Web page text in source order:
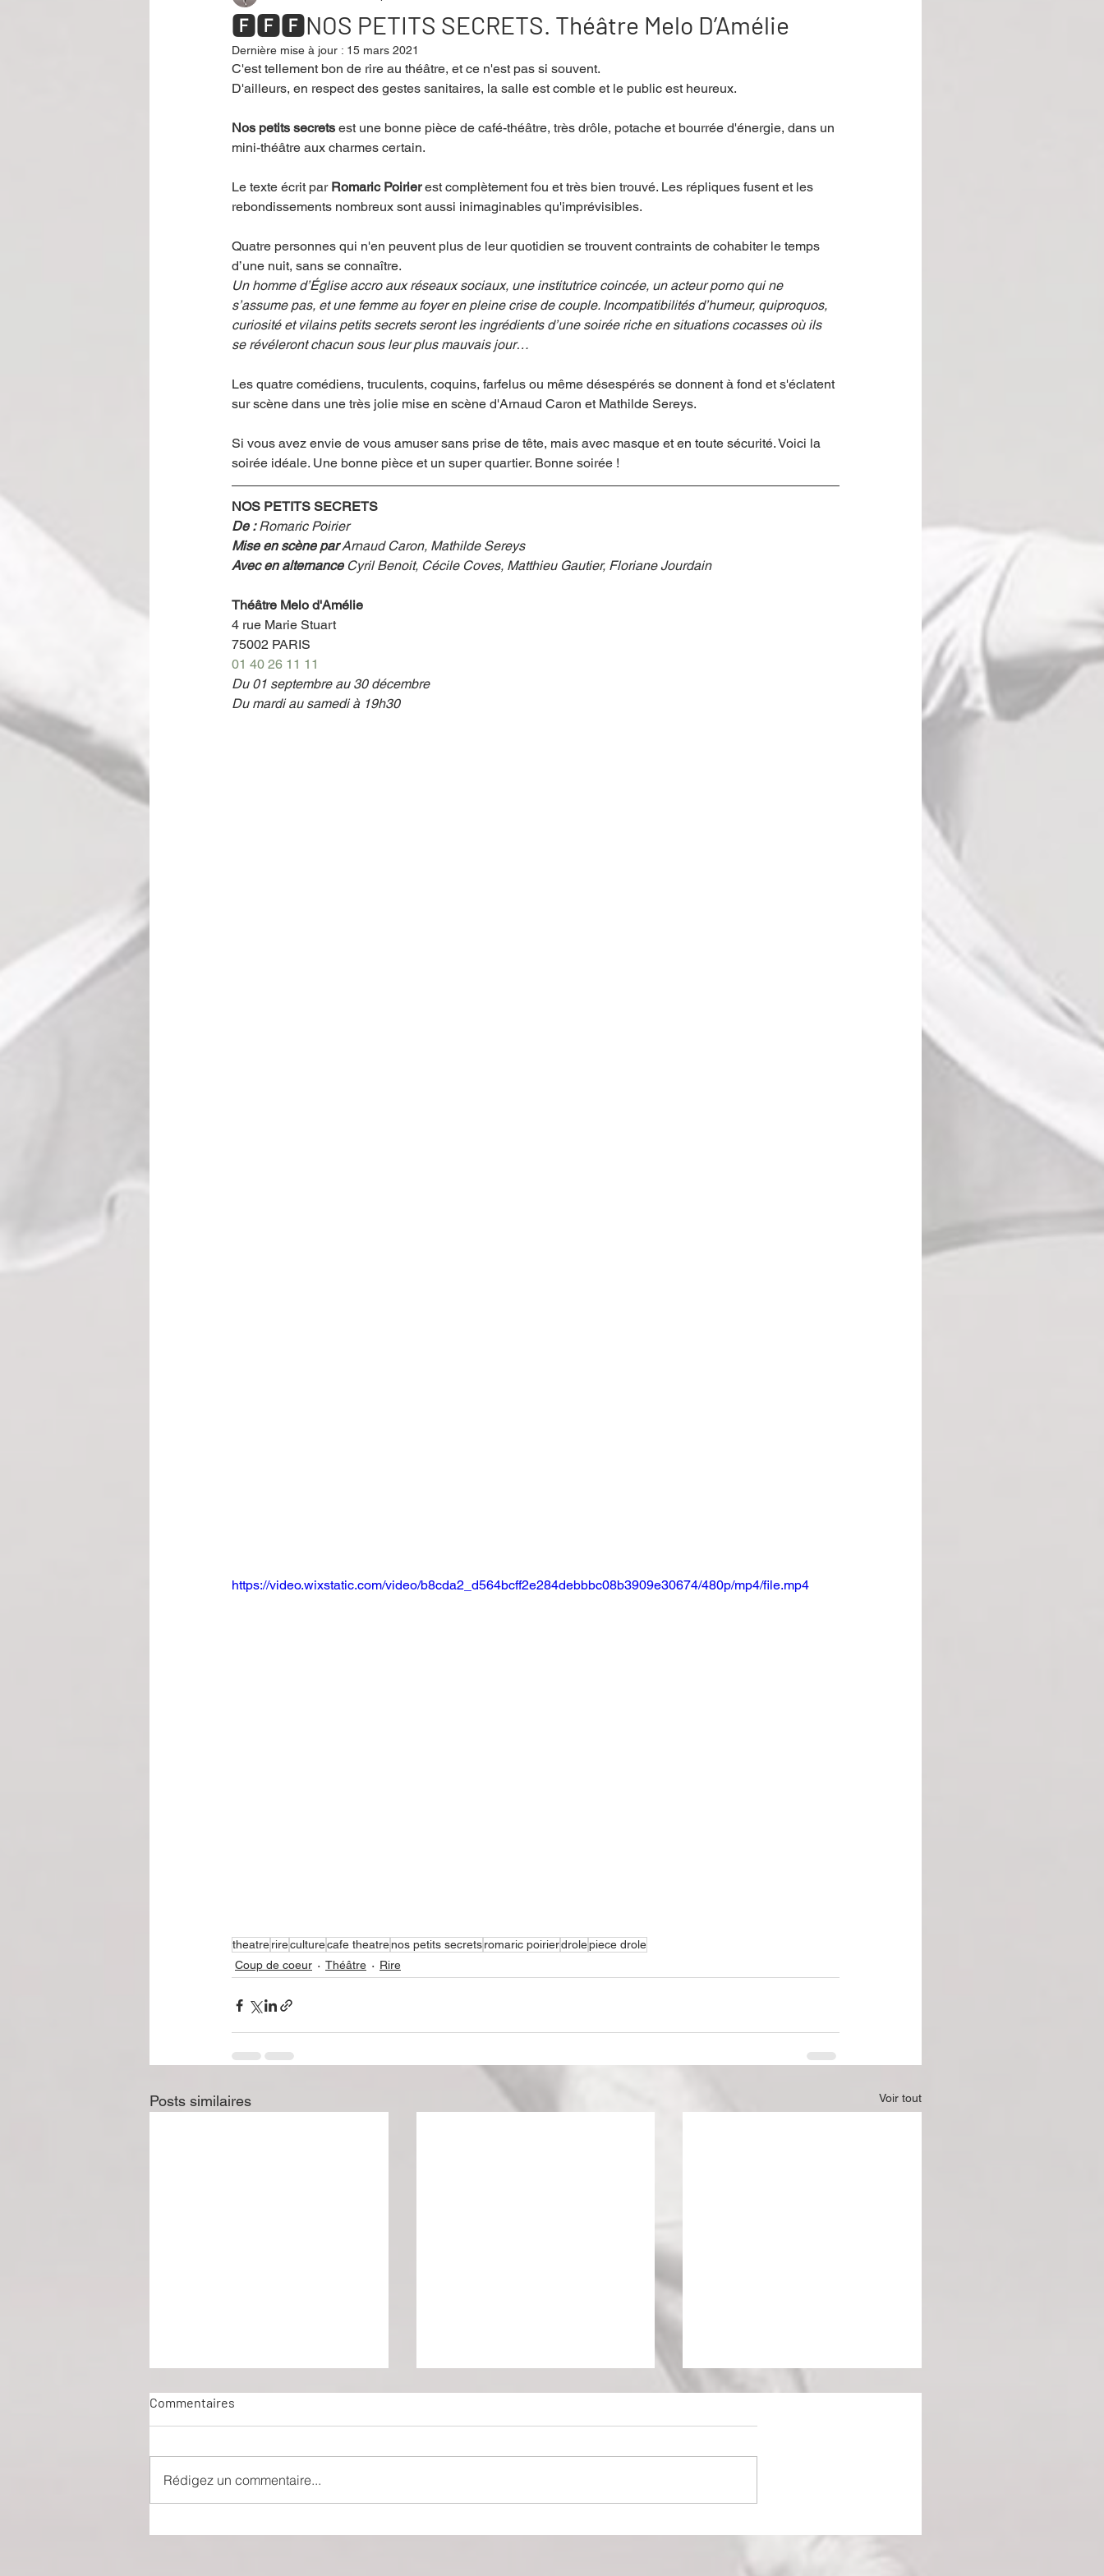
Performance Rire Récompense Festival Coup de coeur
Événement Validé par Romane. Spécial Famille Littérature Cirque Interview
Offre spéciale Annuaire Théâtre - Musée Hommage
🅵🅵🅵NOS PETITS SECRETS. Théâtre Melo D’Amélie
Dernière mise à jour : 15 mars 2021
C'est tellement bon de rire au théâtre, et ce n'est pas si souvent.
D'ailleurs, en respect des gestes sanitaires, la salle est comble et le public est heureux.
Nos petits secrets est une bonne pièce de café-théâtre, très drôle, potache et bourrée d'énergie, dans un
mini-théâtre aux charmes certain.
Le texte écrit par Romaric Poirier est complètement fou et très bien trouvé. Les répliques fusent et les
rebondissements nombreux sont aussi inimaginables qu'imprévisibles.
Quatre personnes qui n'en peuvent plus de leur quotidien se trouvent contraints de cohabiter le temps
d’une nuit, sans se connaître.
Un homme d’Église accro aux réseaux sociaux, une institutrice coincée, un acteur porno qui ne
s’assume pas, et une femme au foyer en pleine crise de couple. Incompatibilités d’humeur, quiproquos,
curiosité et vilains petits secrets seront les ingrédients d’une soirée riche en situations cocasses où ils
se révéleront chacun sous leur plus mauvais jour…
Les quatre comédiens, truculents, coquins, farfelus ou même désespérés se donnent à fond et s'éclatent
sur scène dans une très jolie mise en scène d'Arnaud Caron et Mathilde Sereys.
Si vous avez envie de vous amuser sans prise de tête, mais avec masque et en toute sécurité. Voici la
soirée idéale. Une bonne pièce et un super quartier. Bonne soirée !
NOS PETITS SECRETS
De : Romaric Poirier
Mise en scène par Arnaud Caron, Mathilde Sereys
Avec en alternance Cyril Benoit, Cécile Coves, Matthieu Gautier, Floriane Jourdain
Théâtre Melo d'Amélie
4 rue Marie Stuart
75002 PARIS
01 40 26 11 11
Du 01 septembre au 30 décembre
Du mardi au samedi à 19h30
https://video.wixstatic.com/video/b8cda2_d564bcff2e284debbbc08b3909e30674/480p/mp4/file.mp4
theatrerireculturecafe theatrenos petits secretsromaric poirierdrolepiece drole
Coup de coeur
Théâtre Rire
Posts similaires Voir tout
Théâtre-Musée Dalí : entrer
Nuit d’ivresse : Julie Ferrier
Le Ring de Katharsy : Une
percutante
Commentaires
Rédigez un commentaire...